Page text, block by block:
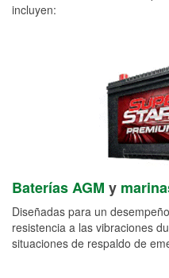
incluyen:
Baterías AGM y
Diseñadas para un
resistencia a las vibraciones
situaciones de respaldo de